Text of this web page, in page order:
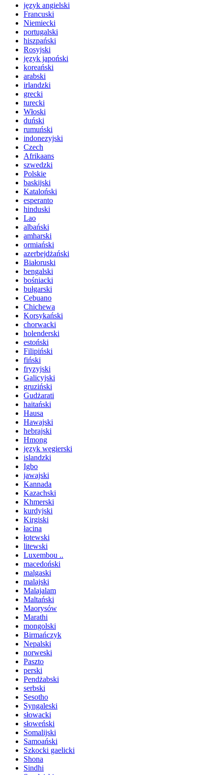
język angielski
Francuski
Niemiecki
portugalski
hiszpański
Rosyjski
język japoński
koreański
arabski
irlandzki
grecki
turecki
Włoski
duński
rumuński
indonezyjski
Czech
Afrikaans
szwedzki
Polskie
baskijski
Kataloński
esperanto
hinduski
Lao
albański
amharski
ormiański
azerbejdżański
Białoruski
bengalski
bośniacki
bułgarski
Cebuano
Chichewa
Korsykański
chorwacki
holenderski
estoński
Filipiński
fiński
fryzyjski
Galicyjski
gruziński
Gudżarati
haitański
Hausa
Hawajski
hebrajski
Hmong
język węgierski
islandzki
Igbo
jawajski
Kannada
Kazachski
Khmerski
kurdyjski
Kirgiski
łacina
łotewski
litewski
Luxembou ..
macedoński
malgaski
malajski
Malajalam
Maltański
Maorysów
Marathi
mongolski
Birmańczyk
Nepalski
norweski
Paszto
perski
Pendżabski
serbski
Sesotho
Syngaleski
słowacki
słoweński
Somalijski
Samoański
Szkocki gaelicki
Shona
Sindhi